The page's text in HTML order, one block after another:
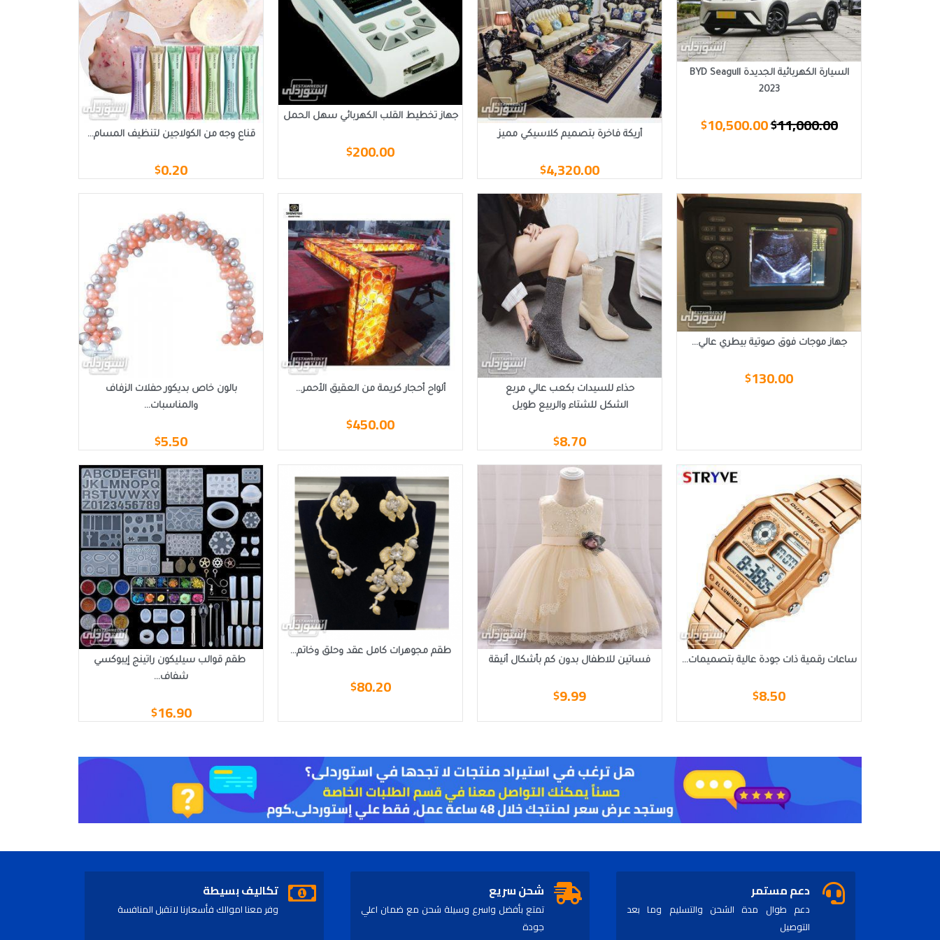
السيارة الكهربائية الجديدة BYD Seagull
2023
$11,000.00
$10,500.00 أريكة فاخرة بتصميم كلاسيكي مميز
$4,320.00
جهاز تخطيط القلب الكهربائي سهل الحمل
$200.00
قناع وجه من الكولاجين لتنظيف المسام...
$0.20
جهاز موجات فوق صوتية بيطري عالي...
$130.00
حذاء للسيدات بكعب عالي مربع
الشكل للشتاء والربيع طويل
$8.70
ألواح أحجار كريمة من العقيق الأحمر...
$450.00
بالون خاص بديكور حفلات الزفاف
والمناسبات...
$5.50
ساعات رقمية ذات جودة عالية بتصميمات...
$8.50
فساتين للاطفال بدون كم بأشكال أنيقة
$9.99
طقم مجوهرات كامل عقد وحلق وخاتم...
$80.20
طقم قوالب سيليكون راتينج إيبوكسي
شفاف...
$16.90
دعم مستمر
دعم طوال مدة الشحن والتسليم وما بعد
التوصيل
شحن سريع
تمتع بأفضل واسرع وسيلة شحن مع ضمان اعلي
جودة
تكاليف بسيطة
وفر معنا اموالك فأسعارنا لاتقبل المنافسة